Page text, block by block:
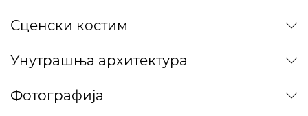
Сценски костим
Унутрашња архитектура
Фотографија